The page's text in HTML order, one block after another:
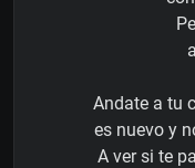
Andate a tu
es nuevo y
A ver si te